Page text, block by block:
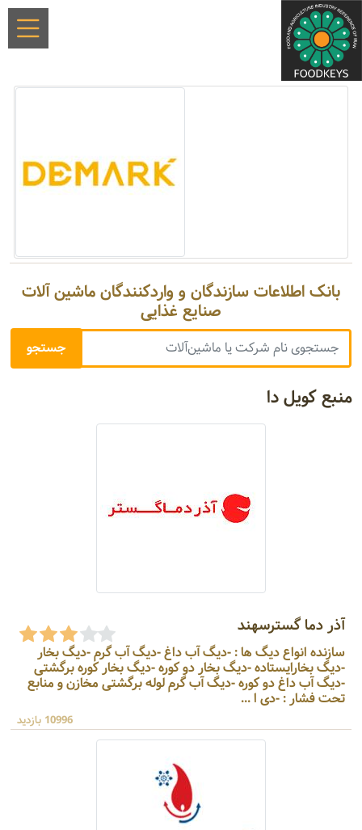
بانک اطلاعات سازندگان و واردکنندگان ماشین آلات
صنایع غذایی
منبع کویل دا
آذر دما گسترسهند
سازنده انواع دیگ ها : -دیگ آب داغ -دیگ آب گرم -دیگ بخار
-دیگ بخارایستاده -دیگ بخار دو کوره -دیگ بخار کوره برگشتی
-دیگ آب داغ دو کوره -دیگ آب گرم لوله برگشتی مخازن و منابع
تحت فشار : -دی ا ...
10996 بازدید